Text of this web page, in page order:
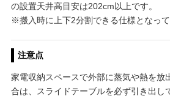
の設置天井高目安は202cm以上です。
※搬入時に上下2分割できる仕様となって
注意点
家電収納スペースで外部に蒸気や熱を放
合は、スライドテーブルを必ず引き出し